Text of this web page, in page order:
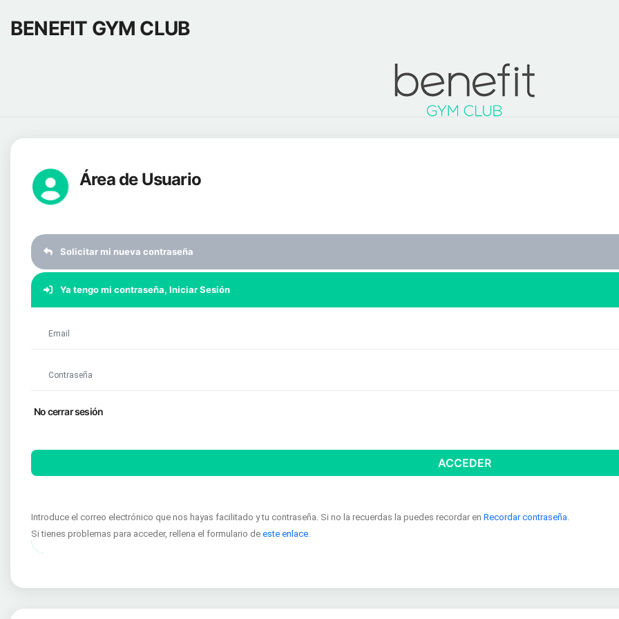
BENEFIT GYM CLUB
Área de Usuario
Solicitar mi nueva contraseña
Ya tengo mi contraseña, Iniciar Sesión
No cerrar sesión
ACCEDER
Introduce el correo electrónico que nos hayas facilitado y tu contraseña. Si no la recuerdas la puedes recordar en Recordar contraseña.
Si tienes problemas para acceder, rellena el formulario de este enlace.